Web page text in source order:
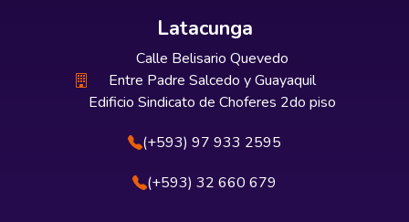
Latacunga
Calle Belisario Quevedo
Entre Padre Salcedo y Guayaquil
Edificio Sindicato de Choferes 2do piso
(+593) 97 933 2595
(+593) 32 660 679